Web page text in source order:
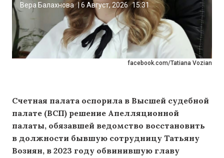
facebook.com/Tatiana Vozian
Вера Балахнова |6 Август, 2026 15:31
Счетная палата оспорила в Высшей судебной
палате (ВСП) решение Апелляционной
палаты, обязавшей ведомство восстановить
в должности бывшую сотрудницу Татьяну
Возиян, в 2023 году обвинившую главу